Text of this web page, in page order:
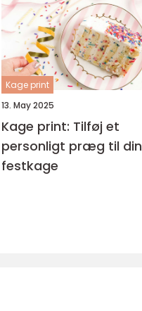
Kage print
13. May 2025
Kage print: Tilføj et
personligt præg til din
festkage